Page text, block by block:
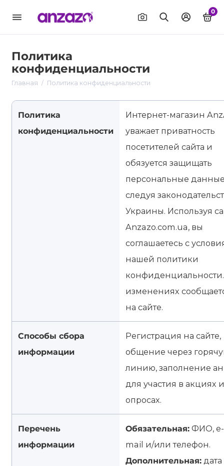
0
Политика
конфиденциальности
Главная Политика конфиденциальности
Политика
конфиденциальности
Интернет-магазин
уважает приватность
посетителей сайта и
обязуется защищать
персональные
следуя
Украины. Используя
Anzazo.com.ua, вы
соглашаетесь с
нашей политики
изменениях
на сайте.
Способы сбора
информации
Регистрация на сайте,
общение через
линию, заполнение
для участия в акциях и
опросах.
Перечень
информации
Обязательная:ФИО, e-
mail и/или телефон.
Дополнительная:дата